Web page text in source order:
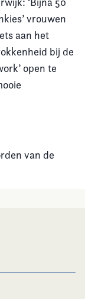
vrouwen
aan het
bij de
open te
van de